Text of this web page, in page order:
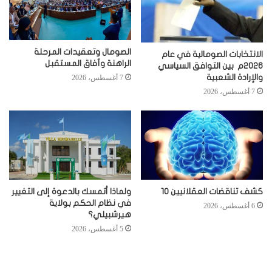
الانتخابات الصومالية في عام
2026م بين التوافق السياسي
والإرادة الشعبية
7 أغسطس، 2026
الصومال وتعقيدات المرحلة
الراهنة وآفاق المستقبل
7 أغسطس، 2026
كشف تناقضات العقلانيين 10
6 أغسطس، 2026
ولماذا أتمسك بالدعوة إلى التغيير
في نظام الحكم بولاية
هيرشبيلي؟
5 أغسطس، 2026